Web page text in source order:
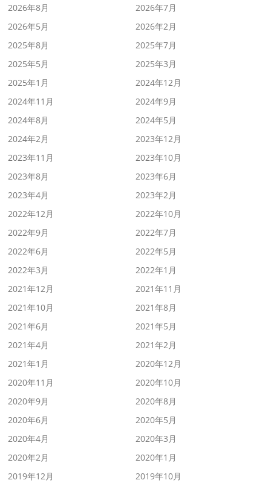
2026年8月
2026年7月
2026年5月
2026年2月
2025年8月
2025年7月
2025年5月
2025年3月
2025年1月
2024年12月
2024年11月
2024年9月
2024年8月
2024年5月
2024年2月
2023年12月
2023年11月
2023年10月
2023年8月
2023年6月
2023年4月
2023年2月
2022年12月
2022年10月
2022年9月
2022年7月
2022年6月
2022年5月
2022年3月
2022年1月
2021年12月
2021年11月
2021年10月
2021年8月
2021年6月
2021年5月
2021年4月
2021年2月
2021年1月
2020年12月
2020年11月
2020年10月
2020年9月
2020年8月
2020年6月
2020年5月
2020年4月
2020年3月
2020年2月
2020年1月
2019年12月
2019年10月